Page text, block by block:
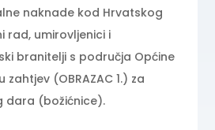
naknade kod Hrvatskog
rad, umirovljenici i
branitelji s područja Općine
(OBRAZAC 1.) za
dara (božićnice).